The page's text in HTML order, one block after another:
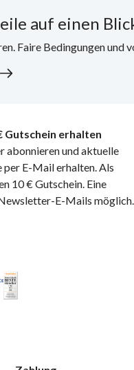
auf einen
Faire Bedingungen und
Gutschein erhalten
abonnieren und aktuelle
per E-Mail erhalten. Als
10 € Gutschein. Eine
E-Mails möglich.